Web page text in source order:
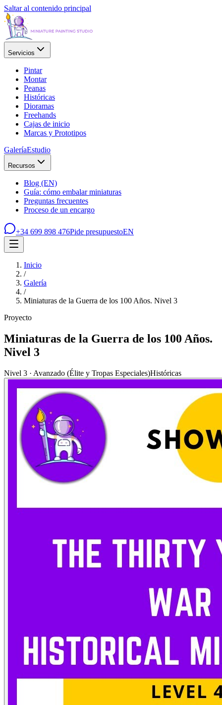
Saltar al contenido principal
Servicios
Pintar
Montar
Peanas
Históricas
Dioramas
Freehands
Cajas de inicio
Marcas y Prototipos
GaleríaEstudio
Recursos
Blog (EN)
Guía: cómo embalar miniaturas
Preguntas frecuentes
Proceso de un encargo
+34 699 898 476Pide presupuestoEN
Inicio
/
Galería
/
Miniaturas de la Guerra de los 100 Años. Nivel 3
Proyecto
Miniaturas de la Guerra de los 100 Años.
Nivel 3
Nivel 3 · Avanzado (Élite y Tropas Especiales)Históricas